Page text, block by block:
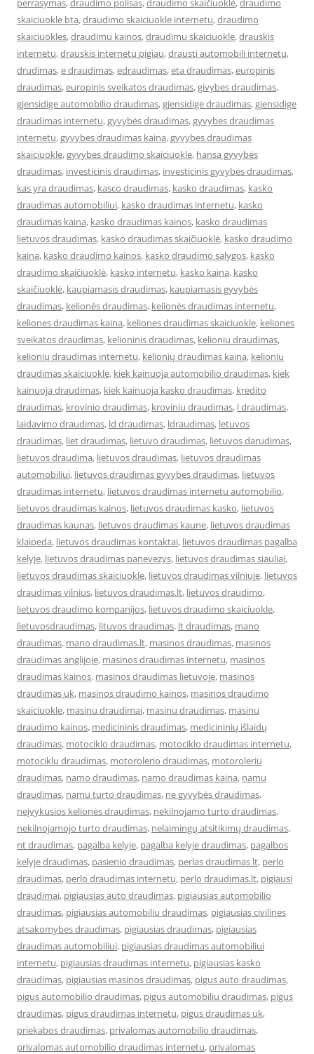
perrasymas,draudimo polisas,draudimo skaičiuoklė,draudimo
skaiciuokle bta,draudimo skaiciuokle internetu,draudimo
skaiciuokles,draudimu kainos,draudimu skaiciuokle,drauskis
internetu,drauskis internetu pigiau,drausti automobili internetu,
drudimas,e draudimas,edraudimas,eta draudimas,europinis
draudimas,europinis sveikatos draudimas,givybes draudimas,
gjensidige automobilio draudimas,gjensidige draudimas,gjensidige
draudimas internetu,gyvybės draudimas,gyvybes draudimas
internetu,gyvybes draudimas kaina,gyvybes draudimas
skaiciuokle,gyvybes draudimo skaiciuokle, hansa gyvybės
draudimas, investicinis draudimas, investicinis gyvybės draudimas,
kas yra draudimas, kasco draudimas, kasko draudimas, kasko
draudimas automobiliui, kasko draudimas internetu, kasko
draudimas kaina, kasko draudimas kainos, kasko draudimas
lietuvos draudimas, kasko draudimas skaičiuoklė, kasko draudimo
kaina, kasko draudimo kainos, kasko draudimo salygos, kasko
draudimo skaičiuoklė, kasko internetu, kasko kaina, kasko
skaičiuoklė, kaupiamasis draudimas, kaupiamasis gyvybės
draudimas, kelionės draudimas, kelionės draudimas internetu,
keliones draudimas kaina, keliones draudimas skaiciuokle, keliones
sveikatos draudimas, kelioninis draudimas, kelioniu draudimas,
kelionių draudimas internetu, kelionių draudimas kaina, kelioniu
draudimas skaiciuokle, kiek kainuoja automobilio draudimas, kiek
kainuoja draudimas, kiek kainuoja kasko draudimas, kredito
draudimas, krovinio draudimas, kroviniu draudimas, l draudimas,
laidavimo draudimas, ld draudimas, ldraudimas, letuvos
draudimas, liet draudimas, lietuvo draudimas, lietuvos darudimas,
lietuvos draudima, lietuvos draudimas, lietuvos draudimas
automobiliui, lietuvos draudimas gyvybes draudimas, lietuvos
draudimas internetu, lietuvos draudimas internetu automobilio,
lietuvos draudimas kainos, lietuvos draudimas kasko, lietuvos
draudimas kaunas, lietuvos draudimas kaune, lietuvos draudimas
klaipeda, lietuvos draudimas kontaktai, lietuvos draudimas pagalba
kelyje, lietuvos draudimas panevezys, lietuvos draudimas siauliai,
lietuvos draudimas skaiciuokle, lietuvos draudimas vilniuje, lietuvos
draudimas vilnius, lietuvos draudimas.lt, lietuvos draudimo,
lietuvos draudimo kompanijos, lietuvos draudimo skaiciuokle,
lietuvosdraudimas, lituvos draudimas, lt draudimas, mano
draudimas, mano draudimas.lt, masinos draudimas, masinos
draudimas anglijoje, masinos draudimas internetu, masinos
draudimas kainos, masinos draudimas lietuvoje, masinos
draudimas uk, masinos draudimo kainos, masinos draudimo
skaiciuokle, masinu draudimai, masinu draudimas, masinu
draudimo kainos, medicininis draudimas, medicininių išlaidų
draudimas, motociklo draudimas, motociklo draudimas internetu,
motociklu draudimas, motorolerio draudimas, motoroleriu
draudimas, namo draudimas, namo draudimas kaina, namu
draudimas, namu turto draudimas, ne gyvybės draudimas,
neįvykusios kelionės draudimas, nekilnojamo turto draudimas,
nekilnojamojo turto draudimas, nelaimingų atsitikimų draudimas,
nt draudimas, pagalba kelyje, pagalba kelyje draudimas, pagalbos
kelyje draudimas, pasienio draudimas, perlas draudimas lt, perlo
draudimas, perlo draudimas internetu, perlo draudimas.lt, pigiausi
draudimai, pigiausias auto draudimas, pigiausias automobilio
draudimas, pigiausias automobiliu draudimas, pigiausias civilines
atsakomybes draudimas, pigiausias draudimas, pigiausias
draudimas automobiliui, pigiausias draudimas automobiliui
internetu, pigiausias draudimas internetu, pigiausias kasko
draudimas, pigiausias masinos draudimas, pigus auto draudimas,
pigus automobilio draudimas, pigus automobiliu draudimas, pigus
draudimas, pigus draudimas internetu, pigus draudimas uk,
priekabos draudimas, privalomas automobilio draudimas,
privalomas automobilio draudimas internetu, privalomas